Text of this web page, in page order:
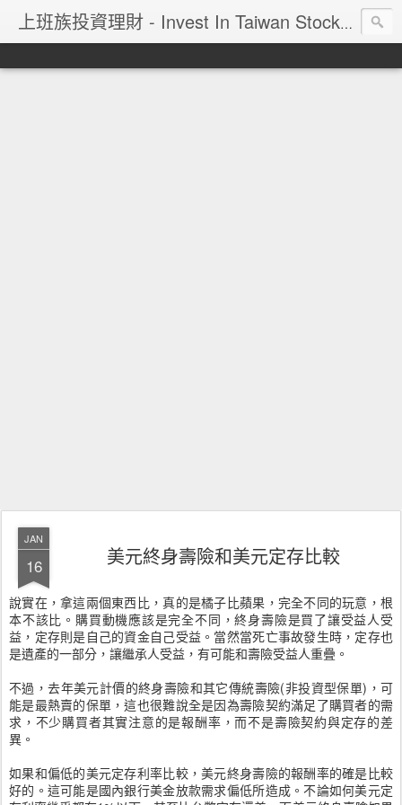
上班族投資理財 - Invest In Taiwan Stock Market
JAN
16 美元終身壽險和美元定存比較
說實在，拿這兩個東西比，真的是橘子比蘋果，完全不同的玩意，根
本不該比。購買動機應該是完全不同，終身壽險是買了讓受益人受
益，定存則是自己的資金自己受益。當然當死亡事故發生時，定存也
是遺產的一部分，讓繼承人受益，有可能和壽險受益人重疊。
不過，去年美元計價的終身壽險和其它傳統壽險(非投資型保單)，可
能是最熱賣的保單，這也很難說全是因為壽險契約滿足了購買者的需
求，不少購買者其實注意的是報酬率，而不是壽險契約與定存的差
異。
如果和偏低的美元定存利率比較，美元終身壽險的報酬率的確是比較
好的。這可能是國內銀行美金放款需求偏低所造成。不論如何美元定